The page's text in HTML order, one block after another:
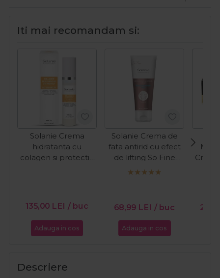
Iti mai recomandam si:
Solanie Crema
hidratanta cu
colagen si protectie
135,00 LEI / buc
Adauga in cos
Solanie Crema de
fata antirid cu efect
de lifting So Fine
250ml
68,99 LEI / buc
Adauga in cos
Descriere